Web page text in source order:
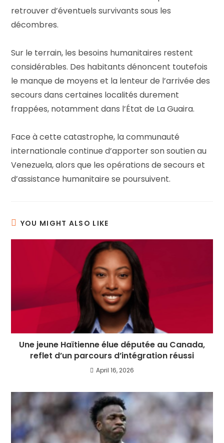
retrouver d’éventuels survivants sous les
décombres.
Sur le terrain, les besoins humanitaires restent
considérables. Des habitants dénoncent toutefois
le manque de moyens et la lenteur de l’arrivée des
secours dans certaines localités durement
frappées, notamment dans l’État de La Guaira.
Face à cette catastrophe, la communauté
internationale continue d’apporter son soutien au
Venezuela, alors que les opérations de secours et
d’assistance humanitaire se poursuivent.
YOU MIGHT ALSO LIKE
Une jeune Haïtienne élue députée au Canada,
reflet d’un parcours d’intégration réussi
April 16, 2026